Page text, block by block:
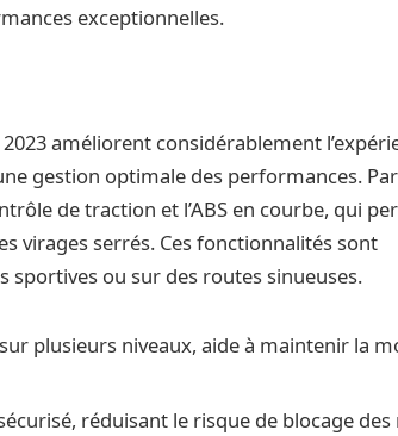
exceptionnelles.
2023 améliorent considérablement
gestion optimale des performances.
de traction et l’ABS en courbe, qui
virages serrés. Ces fonctionnalités sont
ou sur des routes sinueuses.
plusieurs niveaux, aide à maintenir la
réduisant le risque de blocage des